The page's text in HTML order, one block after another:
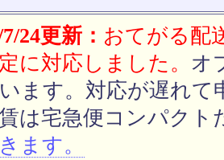
24更新： おてがる配
に対応しました。 オ
ます。対応が遅れ
は宅急便コンパクト
ます。